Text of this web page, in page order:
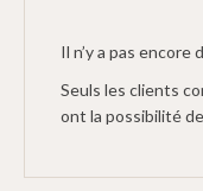
Il n’y a pas encore
Seuls les clients
ont la possibilité